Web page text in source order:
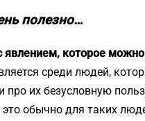
полезно…
явлением, которое
среди людей,
про их безусловную
обычно для таких